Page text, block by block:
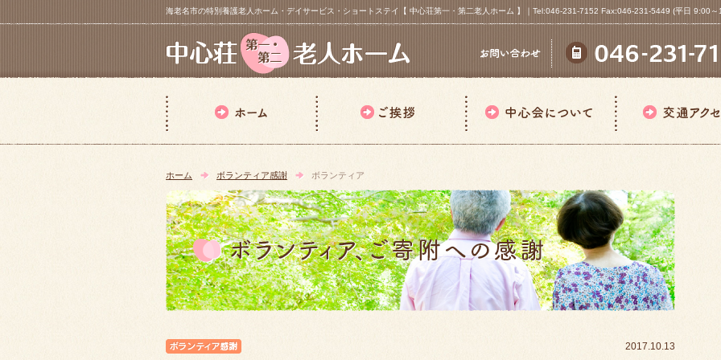
海老名市の特別養護老人ホーム・デイサービス・ショートステイ【 中心荘第一・第二老人ホーム 】｜Tel:046-231-7152 Fax:046-231-5449 (平日 9:00
ホーム ボランティア感謝 ボランティア
2017.10.13